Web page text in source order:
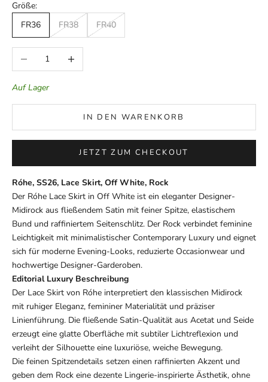
Größe:
FR36
FR38 FR40
Anzahl verringernAnzahl erhöhen
Auf Lager
IN DEN WARENKORB
JETZT ZUM CHECKOUT
Róhe, SS26, Lace Skirt, Off White, Rock
Der Róhe Lace Skirt in Off White ist ein eleganter Designer-
Midirock aus fließendem Satin mit feiner Spitze, elastischem
Bund und raffiniertem Seitenschlitz. Der Rock verbindet feminine
Leichtigkeit mit minimalistischer Contemporary Luxury und eignet
sich für moderne Evening-Looks, reduzierte Occasionwear und
hochwertige Designer-Garderoben.
Editorial Luxury Beschreibung
Der Lace Skirt von Róhe interpretiert den klassischen Midirock
mit ruhiger Eleganz, femininer Materialität und präziser
Linienführung. Die fließende Satin-Qualität aus Acetat und Seide
erzeugt eine glatte Oberfläche mit subtiler Lichtreflexion und
verleiht der Silhouette eine luxuriöse, weiche Bewegung.
Die feinen Spitzendetails setzen einen raffinierten Akzent und
geben dem Rock eine dezente Lingerie-inspirierte Ästhetik, ohne